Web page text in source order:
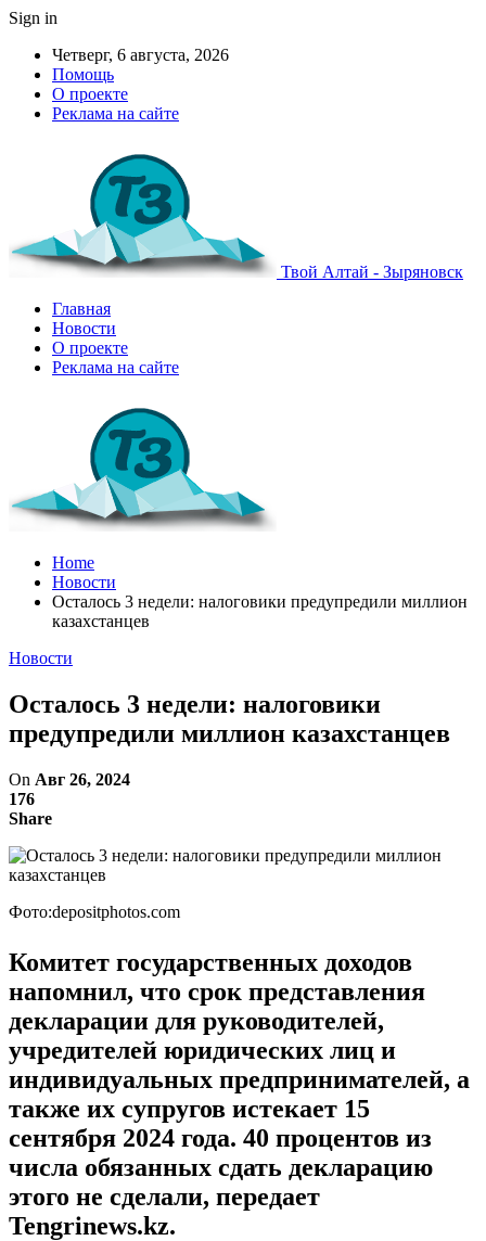
Sign in
Четверг, 6 августа, 2026
Помощь
О проекте
Реклама на сайте
Твой Алтай - Зыряновск
Главная
Новости
О проекте
Реклама на сайте
Home
Новости
Осталось 3 недели: налоговики предупредили миллион
казахстанцев
Новости
Осталось 3 недели: налоговики
предупредили миллион казахстанцев
On Авг 26, 2024
176
Share
Фото:depositphotos.com
Комитет государственных доходов
напомнил, что срок представления
декларации для руководителей,
учредителей юридических лиц и
индивидуальных предпринимателей, а
также их супругов истекает 15
сентября 2024 года. 40 процентов из
числа обязанных сдать декларацию
этого не сделали, передает
Tengrinews.kz.